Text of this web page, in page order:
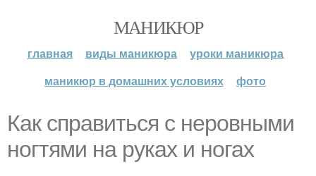
МАНИКЮР
главная виды маникюра
уроки маникюра
маникюр в домашних условиях
фото
Как справиться с неровными
ногтями на руках и ногах